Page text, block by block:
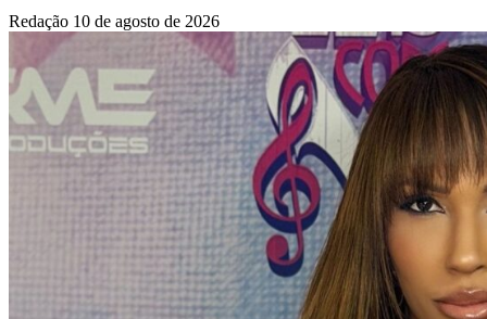
Redação 10 de agosto de 2026